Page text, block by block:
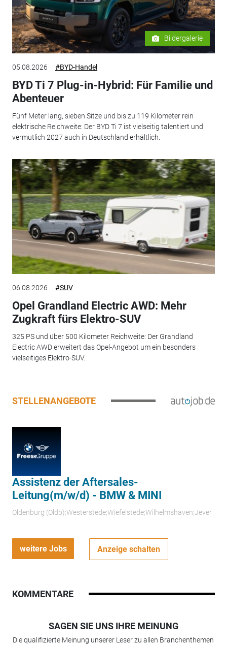
Bildergalerie
05.08.2026 #BYD-Handel
BYD Ti 7 Plug-in-Hybrid: Für Familie und
Abenteuer
Fünf Meter lang, sieben Sitze und bis zu 119 Kilometer rein
elektrische Reichweite: Der BYD Ti 7 ist vielseitig talentiert und
vermutlich 2027 auch in Deutschland erhältlich.
06.08.2026 #SUV
Opel Grandland Electric AWD: Mehr
Zugkraft fürs Elektro-SUV
325 PS und über 500 Kilometer Reichweite: Der Grandland
Electric AWD erweitert das Opel-Angebot um ein besonders
vielseitiges Elektro-SUV.
STELLENANGEBOTE
Assistenz der Aftersales-
Leitung(m/w/d) - BMW & MINI
Oldenburg (Oldb);Westerstede;Wiefelstede;Wilhelmshaven;Jever
weitere Jobs Anzeige schalten
KOMMENTARE
SAGEN SIE UNS IHRE MEINUNG
Die qualifizierte Meinung unserer Leser zu allen Branchenthemen